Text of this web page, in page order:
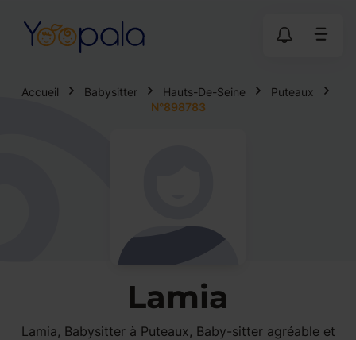
Accueil Babysitter Hauts-De-Seine
Puteaux
N°898783
Lamia
Lamia, Babysitter à Puteaux, Baby-sitter agréable et